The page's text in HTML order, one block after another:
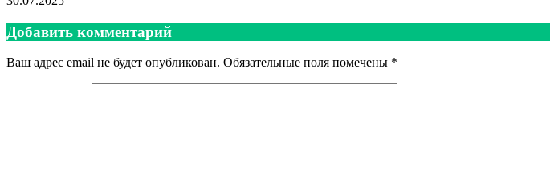
Добавить комментарий
Ваш адрес email не будет опубликован. Обязательные поля помечены *